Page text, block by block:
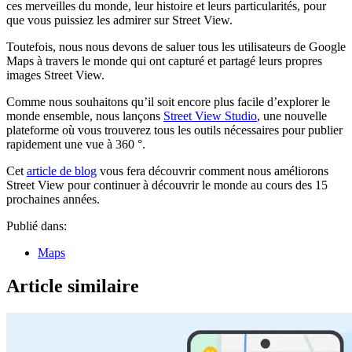
View permet
d’éviter un
compliqué.
(Indice :
ça rime
swing ».)
« Le Retour
de la momie
Jones et la
Dernière
Croisade »
Transformers
2 : La
Revanche ».
flottez à bord
de laStation
internationale.
large des
îles
gravée
dans
esprit,
c’est ce
cheval
mange
une
banane
sur le
d’une
route au
Canada.
ces merveilles du monde, leur histoire et leurs particularités, pour
que vous puissiez les admirer sur Street View.
Toutefois, nous nous devons de saluer tous les utilisateurs de Google
Maps à travers le monde qui ont capturé et partagé leurs propres
images Street View.
Comme nous souhaitons qu’il soit encore plus facile d’explorer le
monde ensemble, nous lançons Street View Studio, une nouvelle
plateforme où vous trouverez tous les outils nécessaires pour publier
rapidement une vue à 360 °.
Cet article de blog vous fera découvrir comment nous améliorons
Street View pour continuer à découvrir le monde au cours des 15
prochaines années.
Publié dans:
Maps
Article similaire